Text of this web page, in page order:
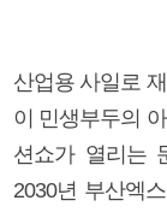
산업용 사일로
이 민생부두의
션쇼가 열리는
2030년 부산엑